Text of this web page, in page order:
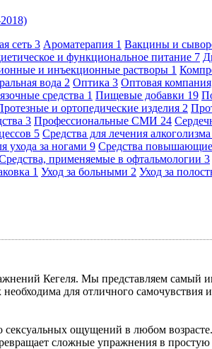
сеть 3 Ароматерапия 1 Вакцины и
и функциональное питание 7
и инъекционные растворы 1
вода 2 Оптика 3 Оптовая
средства 1 Пищевые добавки 19
и ортопедические изделия 2
3 Профессиональные СМИ 24
5 Средства для лечения
ухода за ногами 9 Средства повышающие
применяемые в офтальмологии 3
1 Уход за больными 2 Уход за
Кегеля. Мы представляем самый
для отличного самочувствия
ощущений в любом
сложные упражнения в простую